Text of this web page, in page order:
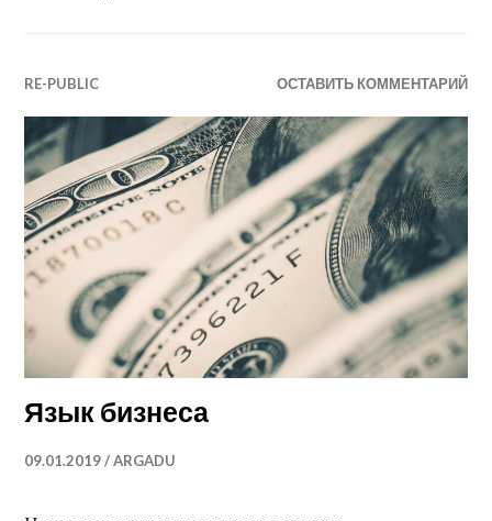
RE-PUBLIC ОСТАВИТЬ КОММЕНТАРИЙ
Язык бизнеса
09.01.2019 ARGADU